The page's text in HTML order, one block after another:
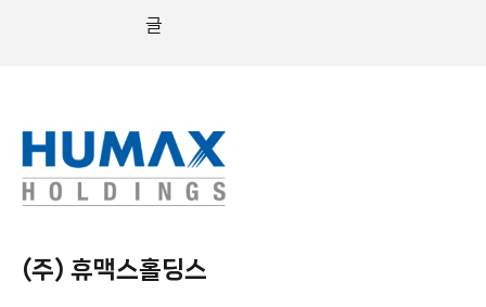
글
(주) 휴맥스홀딩스